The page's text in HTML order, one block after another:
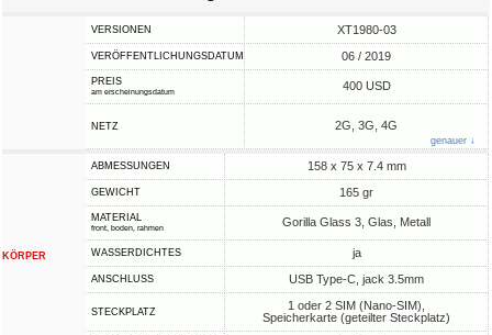
VERSIONEN XT1980-03
VERÖFFENTLICHUNGSDATUM 06 / 2019
PREIS
am erscheinungsdatum 400 USD
NETZ 2G, 3G, 4G
genauer ↓
KÖRPER
ABMESSUNGEN 158 x 75 x 7.4 mm
GEWICHT 165 gr
MATERIAL
front, boden, rahmen Gorilla Glass 3, Glas, Metall
WASSERDICHTES ja
ANSCHLUSS USB Type-C, jack 3.5mm
STECKPLATZ
1 oder 2 SIM (Nano-SIM),
Speicherkarte (geteilter Steckplatz)